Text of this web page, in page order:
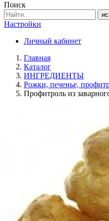
Поиск
Настройки
Личный кабинет
Главная
Каталог
ИНГРЕДИЕНТЫ
Рожки, печенье,
Профитроль из